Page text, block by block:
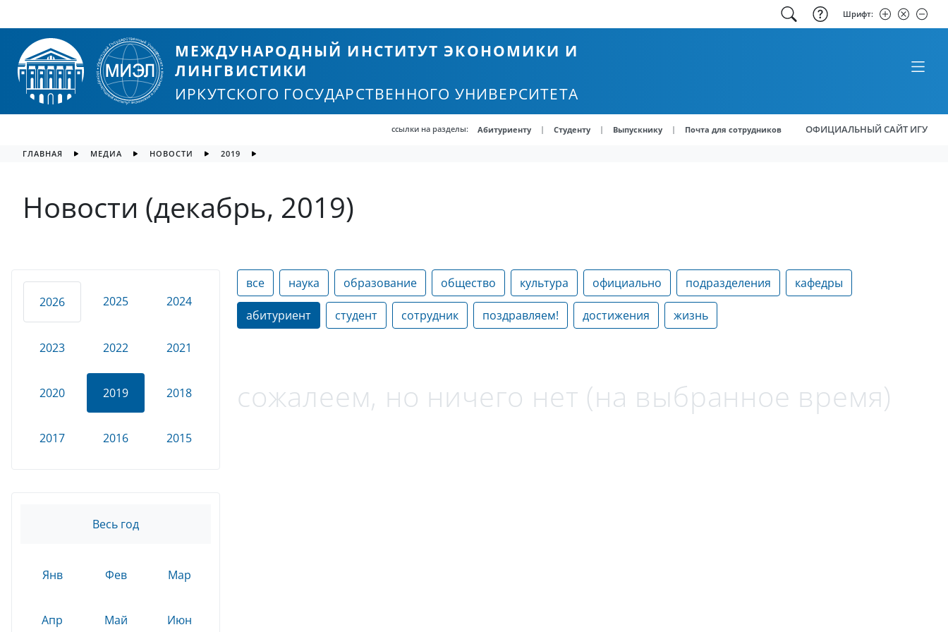
Шрифт:
МЕЖДУНАРОДНЫЙ ИНСТИТУТ ЭКОНОМИКИ И
ЛИНГВИСТИКИ
ИРКУТСКОГО ГОСУДАРСТВЕННОГО УНИВЕРСИТЕТА
ссылки на разделы: Абитуриенту | Студенту | Выпускнику | Почта для сотрудников ОФИЦИАЛЬНЫЙ САЙТ ИГУ
ГЛАВНАЯ МЕДИА НОВОСТИ 2019
Новости (декабрь, 2019)
2026 2025 2024
2023 2022 2021
2020 2019 2018
2017 2016 2015
Весь год
Янв Фев Мар
Апр Май Июн
все наука образование общество культура официально подразделения кафедры
абитуриент студент сотрудник поздравляем! достижения жизнь
сожалеем, но ничего нет (на выбранное время)